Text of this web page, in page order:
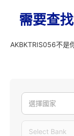
需要查
AKBKTRIS056不是
選擇國家
Select Bank